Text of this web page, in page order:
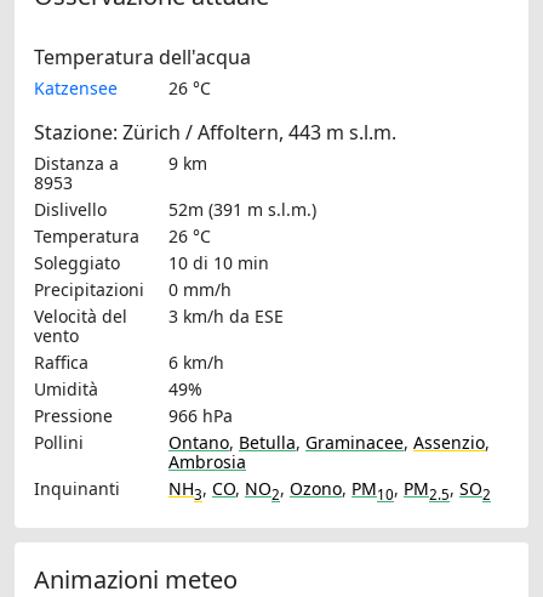
Temperatura dell'acqua
Katzensee 26 °C
Stazione: Zürich / Affoltern, 443 m s.l.m.
Distanza a
8953
9 km
Dislivello
52m (391 m s.l.m.)
Temperatura
26 °C
Soleggiato
10 di 10 min
Precipitazioni
0 mm/h
Velocità del
vento
3 km/h da ESE
Raffica
6 km/h
Umidità
49%
Pressione
966 hPa
Pollini
Ontano, Betulla, Graminacee, Assenzio,
Ambrosia
Inquinanti
NH3, CO, NO2, Ozono, PM10, PM2.5, SO2
Animazioni meteo